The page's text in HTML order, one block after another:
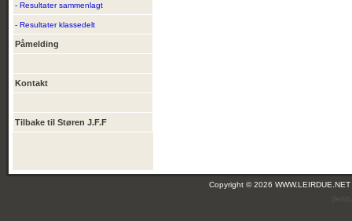
- Resultater sammenlagt
- Resultater klassedelt
Påmelding
Kontakt
Tilbake til Støren J.F.F
Copyright © 2026